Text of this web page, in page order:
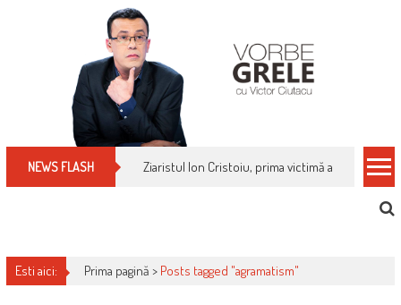
NEWS FLASH Ziaristul Ion Cristoiu, prima victimă a noi
Esti aici: Prima pagină > Posts tagged "agramatism"